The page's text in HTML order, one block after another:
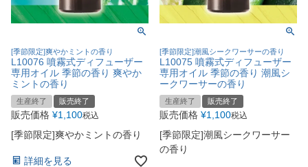
[季節限定]爽やかミントの香り
L10076 噴霧式ディフューザー
専用オイル 季節の香り 爽やか
ミントの香り
生産終了 販売終了
販売価格 ¥1,100税込
[季節限定]爽やかミントの香り
詳細を見る
[季節限定]潮風シークワーサーの香り
L10075 噴霧式ディフューザー
専用オイル 季節の香り 潮風シ
ークワーサーの香り
生産終了 販売終了
販売価格 ¥1,100税込
[季節限定]潮風シークワーサー
の香り